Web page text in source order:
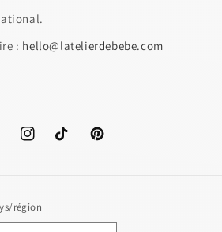
: hello@latelierdebebe.com
InstagramTikTok Pinterest
région